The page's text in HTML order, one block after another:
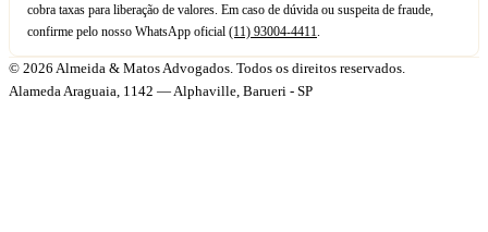
cobra taxas para liberação de valores. Em caso de dúvida ou suspeita de fraude,
confirme pelo nosso WhatsApp oficial (11) 93004-4411.
© 2026 Almeida & Matos Advogados. Todos os direitos reservados.
Alameda Araguaia, 1142 — Alphaville, Barueri - SP